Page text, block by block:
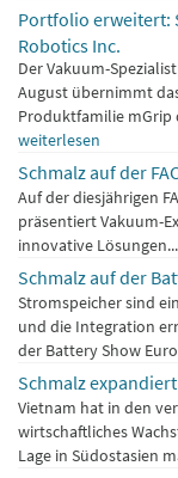
Portfolio erweitert:
Robotics Inc.
Der Vakuum-
August übernimmt
Produktfamilie mGrip
weiterlesen
Schmalz auf der
Auf der diesjährigen
präsentiert Vakuum-
innovative
Schmalz auf der
Stromspeicher sind
und die Integration
der Battery Show
Schmalz
Vietnam hat in den
wirtschaftliches
Lage in Südostasien